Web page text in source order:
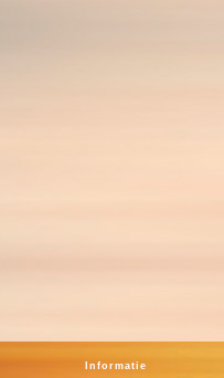
Informatie